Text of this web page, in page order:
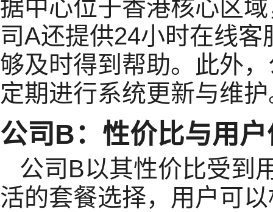
据中心位于香港核心区
司A还提供24小时在线
够及时得到帮助。此外
定期进行系统更新与维
公司B：性价比与用
公司B以其性价比受到
活的套餐选择，用户可